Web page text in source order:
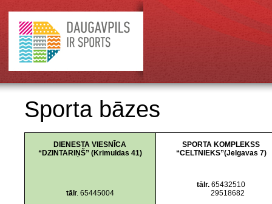
Sporta bāzes
DIENESTA VIESNĪCA
“DZINTARIŅŠ” (Krimuldas 41)
tāl r. 65445004
SPORTA KOMPLEKSS
“CELTNIEKS”(Jelgavas 7)
tālr. 65432510
29518682